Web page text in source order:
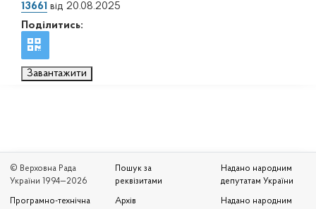
13661 від 20.08.2025
Поділитись:
Завантажити
© Верховна Рада
України 1994—2026
Програмно-технічна
Пошук за
реквізитами
Архів
Надано народним
депутатам України
Надано народним